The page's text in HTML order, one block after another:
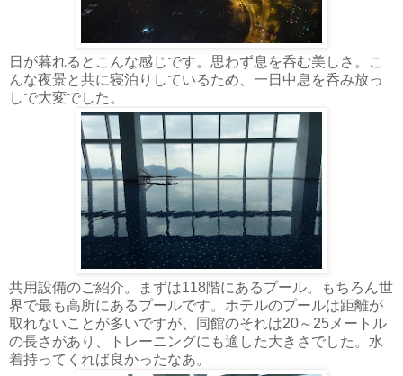
日が暮れるとこんな感じです。思わず息を呑む美しさ。こ
んな夜景と共に寝泊りしているため、一日中息を呑み放っ
しで大変でした。
共用設備のご紹介。まずは118階にあるプール。もちろん世
界で最も高所にあるプールです。ホテルのプールは距離が
取れないことが多いですが、同館のそれは20～25メートル
の長さがあり、トレーニングにも適した大きさでした。水
着持ってくれば良かったなあ。